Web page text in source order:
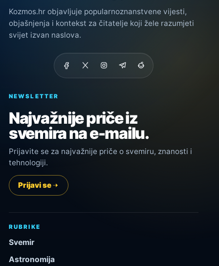
Kozmos.hr objavljuje popularnoznanstvene vijesti,
objašnjenja i kontekst za čitatelje koji žele razumjeti
svijet izvan naslova.
NEWSLETTER
Najvažnije priče iz
svemira na e-mailu.
Prijavite se za najvažnije priče o svemiru, znanosti i
tehnologiji.
Prijavi se
RUBRIKE
Svemir
Astronomija